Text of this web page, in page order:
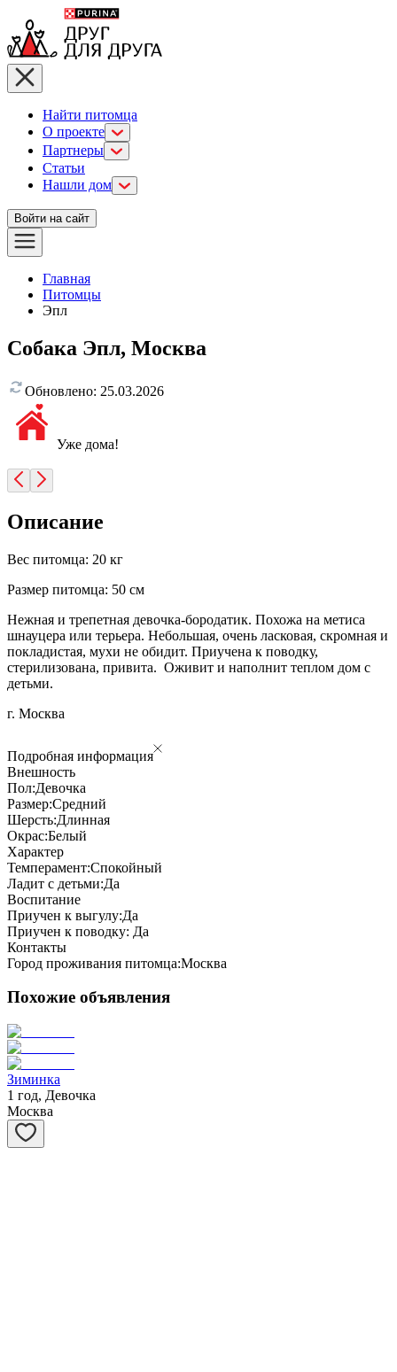
Найти питомца
О проекте
Партнеры
Статьи
Нашли дом
Войти на сайт
Главная
Питомцы
Эпл
Собака Эпл, Москва
Обновлено: 25.03.2026
Уже дома!
Описание
Вес питомца: 20 кг
Размер питомца: 50 см
Нежная и трепетная девочка-бородатик. Похожа на метиса
шнауцера или терьера. Небольшая, очень ласковая, скромная и
покладистая, мухи не обидит. Приучена к поводку,
стерилизована, привита. Оживит и наполнит теплом дом с
детьми.
г. Москва
Подробная информация
Внешность
Пол:Девочка
Размер:Средний
Шерсть:Длинная
Окрас:Белый
Характер
Темперамент:Спокойный
Ладит с детьми:Да
Воспитание
Приучен к выгулу:Да
Приучен к поводку: Да
Контакты
Город проживания питомца:Москва
Похожие объявления
Зиминка
1 год, Девочка
Москва